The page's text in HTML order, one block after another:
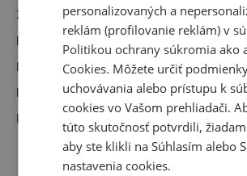
Značka:New Balance
Druh
Obuv, Sneakersy
Pre koho: Pre neho, Pre ňu
Kolekcie:550
Farba
Biela
personalizovaných a
reklám (profilovanie reklám) v
Politikou ochrany súkromia ako
Cookies. Môžete určiť
uchovávania alebo prístupu k
cookies vo Vašom prehliadači.
túto skutočnosť potvrdili,
aby ste klikli na Súhlasím alebo
nastavenia cookies.